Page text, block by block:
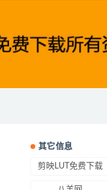
其它信息
剪映LUT免费下载